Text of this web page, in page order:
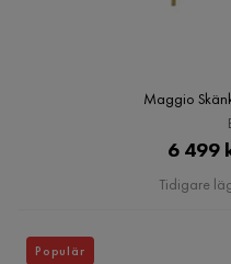
Maggio
6 499
Tidigare
Populär